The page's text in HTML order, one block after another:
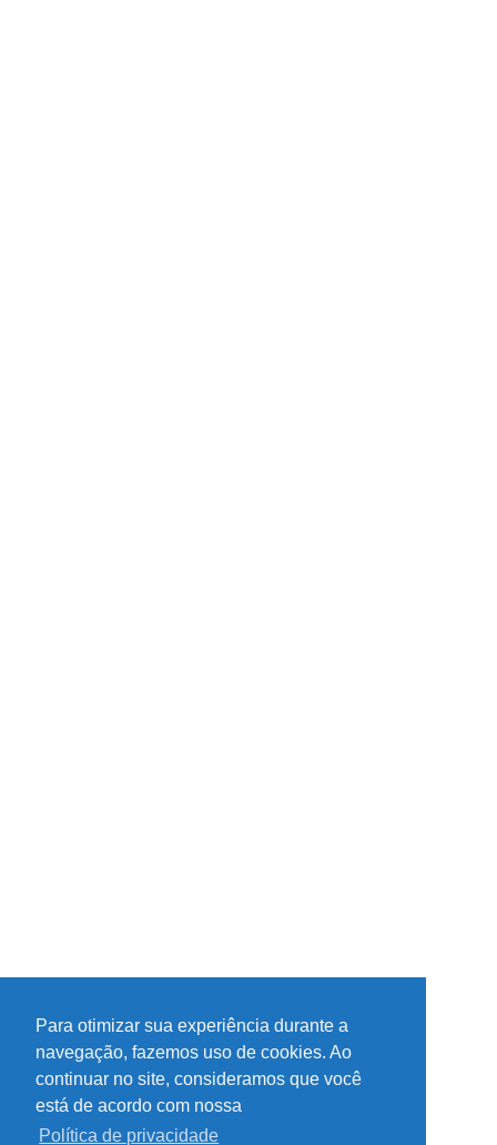
Para otimizar sua experiência durante a
navegação, fazemos uso de cookies. Ao
continuar no site, consideramos que você
está de acordo com nossa
Política de privacidade